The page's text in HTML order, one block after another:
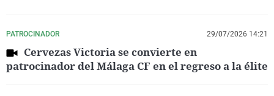
PATROCINADOR 29/07/2026 14:21
Cervezas Victoria se convierte en
patrocinador del Málaga CF en el regreso a la élite